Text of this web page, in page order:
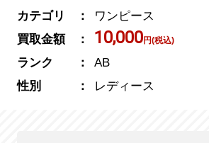
カテゴリ
ワンピース
買取金額
10,000円(税込)
ランク
AB
性別
レディース